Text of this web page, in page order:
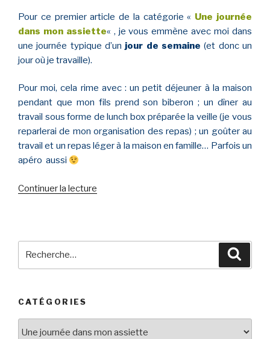
Pour ce premier article de la catégorie « Une journée
dans mon assiette« , je vous emmène avec moi dans
une journée typique d’unjour de semaine (et donc un
jour où je travaille).
Pour moi, cela rime avec : un petit déjeuner à la maison
pendant que mon fils prend son biberon ; un dîner au
travail sous forme de lunch box préparée la veille (je vous
reparlerai de mon organisation des repas) ; un goûter au
travail et un repas léger à la maison en famille… Parfois un
apéro aussi
Continuer la lecture
CATÉGORIES